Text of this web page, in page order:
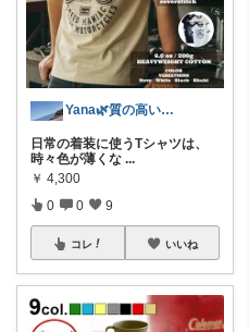
Yana🌿質の高い暮らしのROOM
日常の着装に使うTシャツは、
時々色が薄くな ...
￥ 4,300
0 0 9
コレ いいね